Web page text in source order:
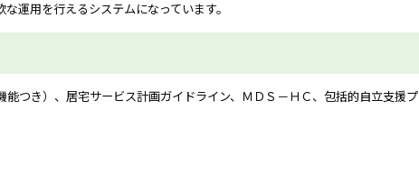
運用を行えるシステムになっています。
つき）、居宅サービス計画ガイドライン、ＭＤＳ－ＨＣ、包括的自立支援プ